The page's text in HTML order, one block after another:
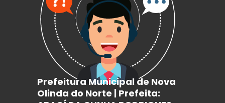
Prefeitura Municipal de Nova
Olinda do Norte | Prefeita: